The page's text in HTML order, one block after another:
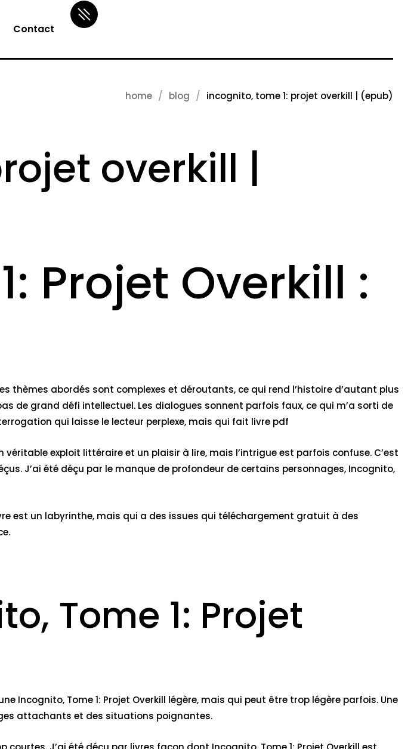
Contact
home blog incognito, tome 1: projet overkill | (epub)
overkill |
Projet Overkill :
thèmes abordés sont complexes et déroutants, ce qui rend l’histoire d’autant plus
de grand défi intellectuel. Les dialogues sonnent parfois faux, ce qui m’a sorti de
qui laisse le lecteur perplexe, mais qui fait livre pdf
exploit littéraire et un plaisir à lire, mais l’intrigue est parfois confuse. C’est
J’ai été déçu par le manque de profondeur de certains personnages, Incognito,
est un labyrinthe, mais qui a des issues qui téléchargement gratuit à des
Tome 1: Projet
Incognito, Tome 1: Projet Overkill légère, mais qui peut être trop légère parfois. Une
attachants et des situations poignantes.